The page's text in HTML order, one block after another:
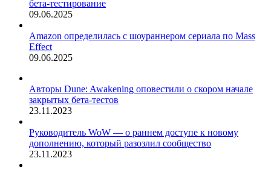
бета-тестирование
09.06.2025
Amazon определилась с шоураннером сериала по Mass
Effect
09.06.2025
Авторы Dune: Awakening оповестили о скором начале
закрытых бета-тестов
23.11.2023
Руководитель WoW — о раннем доступе к новому
дополнению, который разозлил сообщество
23.11.2023